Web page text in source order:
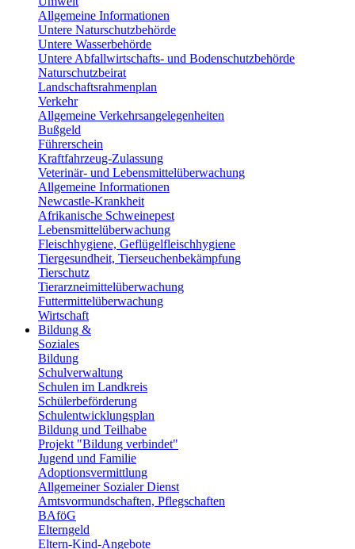
Allgemeine Informationen
Untere Naturschutzbehörde
Untere Wasserbehörde
Untere Abfallwirtschafts- und Bodenschutzbehörde
Naturschutzbeirat
Landschaftsrahmenplan
Verkehr
Allgemeine Verkehrsangelegenheiten
Bußgeld
Führerschein
Kraftfahrzeug-Zulassung
Veterinär- und Lebensmittelüberwachung
Allgemeine Informationen
Newcastle-Krankheit
Afrikanische Schweinepest
Lebensmittelüberwachung
Fleischhygiene, Geflügelfleischhygiene
Tiergesundheit, Tierseuchenbekämpfung
Tierschutz
Tierarzneimittelüberwachung
Futtermittelüberwachung
Wirtschaft
Bildung &
Soziales
Bildung
Schulverwaltung
Schulen im Landkreis
Schülerbeförderung
Schulentwicklungsplan
Bildung und Teilhabe
Projekt "Bildung verbindet"
Jugend und Familie
Adoptionsvermittlung
Allgemeiner Sozialer Dienst
Amtsvormundschaften, Pflegschaften
BAföG
Elterngeld
Eltern-Kind-Angebote